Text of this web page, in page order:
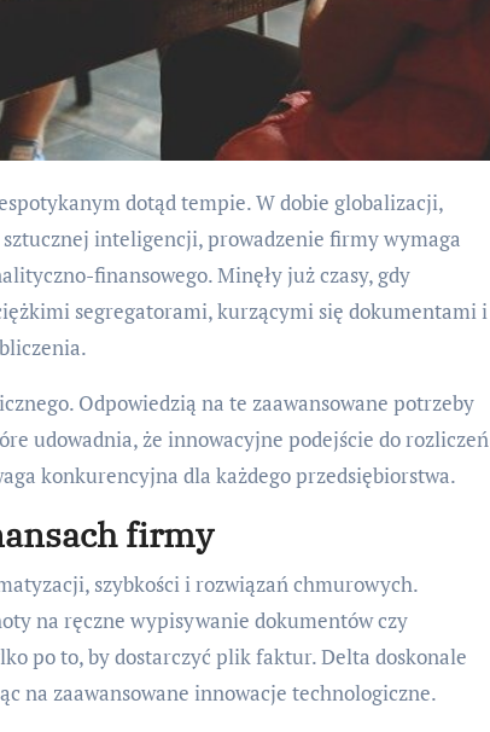
inteligencji, prowadzenie firmy wymaga
finansowego. Minęły już czasy, gdy
segregatorami, kurzącymi się dokumentami i
Odpowiedzią na te zaawansowane potrzeby
udowadnia, że innowacyjne podejście do rozliczeń
konkurencyjna dla każdego przedsiębiorstwa.
firmy
szybkości i rozwiązań chmurowych.
na ręczne wypisywanie dokumentów czy
po to, by dostarczyć plik faktur. Delta doskonale
na zaawansowane innowacje technologiczne.